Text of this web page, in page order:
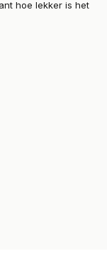
hoe lekker is het